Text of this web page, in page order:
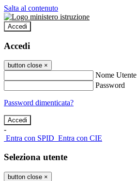
Salta al contenuto
Accedi
Accedi
button close ×
Nome Utente
Password
Password dimenticata?
-
Entra con SPID Entra con CIE
Seleziona utente
button close ×